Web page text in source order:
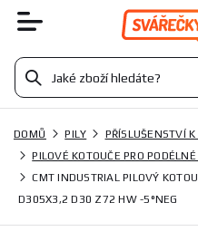
DOMŮ PILY
PŘÍSLUŠENSTVÍ
PILOVÉ KOTOUČE PRO
CMT INDUSTRIAL PILOVÝ
D305X3,2 D30 Z72 HW -5°NEG